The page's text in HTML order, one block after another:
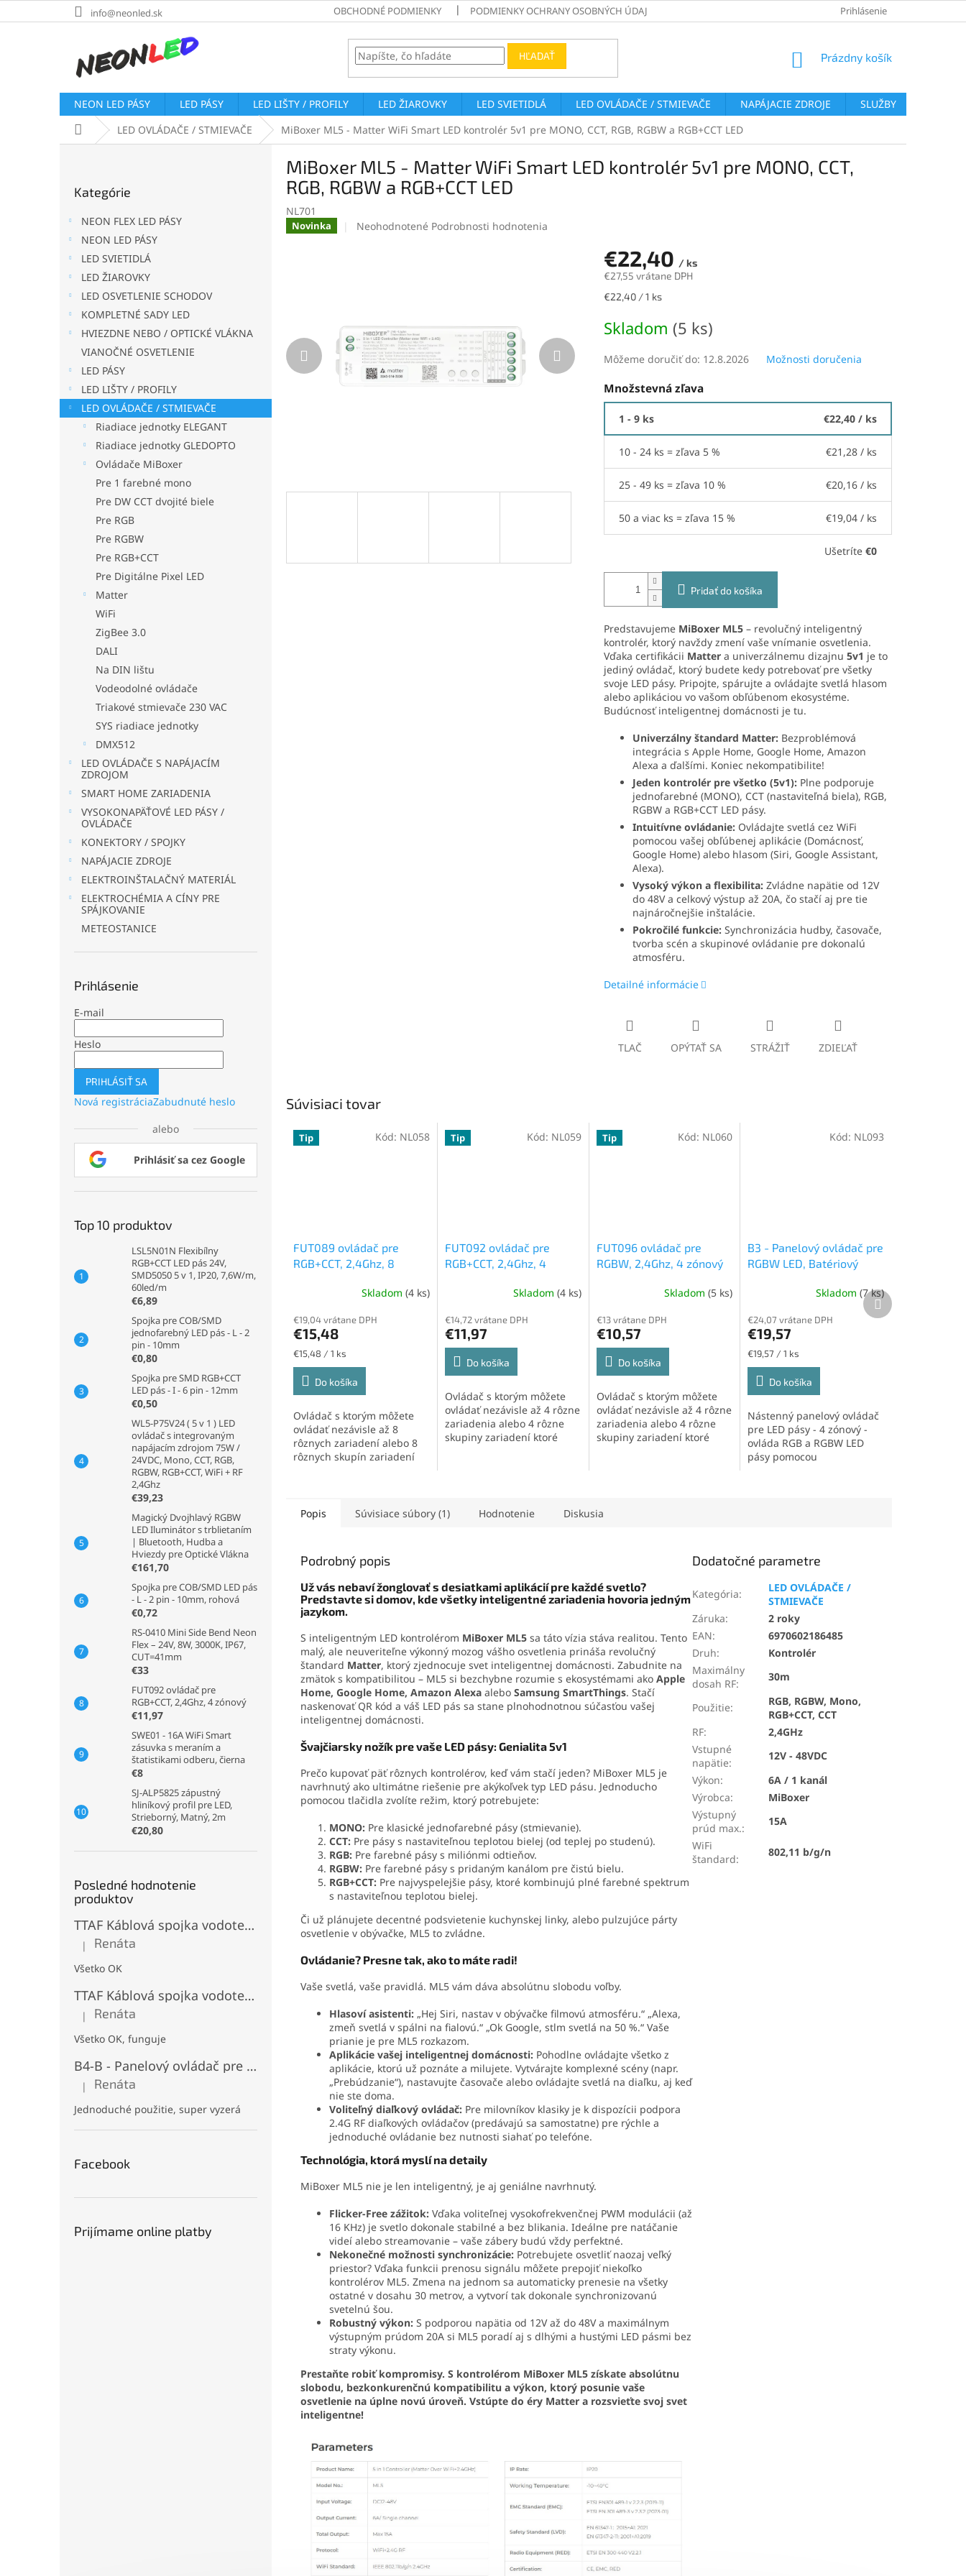
na
info@neonled.sk OBCHODNÉ PODMIENKY PODMIENKY OCHRANY OSOBNÝCH ÚDAJOV VRÁTENIE TOVARU
Prihlásenie
HĽADAŤ
NÁKUPNÝ
Prázdny košík
NEON LED PÁSY LED PÁSY LED LIŠTY / PROFILY LED ŽIAROVKY LED SVIETIDLÁ LED OVLÁDAČE / STMIEVAČE NAPÁJACIE ZDROJE SLUŽBY
DomovLED OVLÁDAČE / STMIEVAČE MiBoxer ML5 - Matter WiFi Smart LED kontrolér 5v1 pre MONO, CCT, RGB, RGBW a RGB+CCT LED
kategórie
Kategórie
NEON FLEX LED PÁSY
NEON LED PÁSY
LED SVIETIDLÁ
LED ŽIAROVKY
LED OSVETLENIE SCHODOV
KOMPLETNÉ SADY LED
HVIEZDNE NEBO / OPTICKÉ VLÁKNA
VIANOČNÉ OSVETLENIE
LED PÁSY
LED LIŠTY / PROFILY
LED OVLÁDAČE / STMIEVAČE
Riadiace jednotky ELEGANT
Riadiace jednotky GLEDOPTO
Ovládače MiBoxer
Pre 1 farebné mono
Pre DW CCT dvojité biele
Pre RGB
Pre RGBW
Pre RGB+CCT
Pre Digitálne Pixel LED
Matter
WiFi
ZigBee 3.0
DALI
Na DIN lištu
Vodeodolné ovládače
Triakové stmievače 230 VAC
SYS riadiace jednotky
DMX512
LED OVLÁDAČE S NAPÁJACÍM
ZDROJOM
SMART HOME ZARIADENIA
VYSOKONAPÄŤOVÉ LED PÁSY /
OVLÁDAČE
KONEKTORY / SPOJKY
NAPÁJACIE ZDROJE
ELEKTROINŠTALAČNÝ MATERIÁL
ELEKTROCHÉMIA A CÍNY PRE
SPÁJKOVANIE
METEOSTANICE
Prihlásenie
E-mail
Heslo
PRIHLÁSIŤ SA
Nová registráciaZabudnuté heslo
alebo
Prihlásiť sa cez Google
Top 10 produktov
LSL5N01N Flexibílny
RGB+CCT LED pás 24V,
SMD5050 5 v 1, IP20, 7,6W/m,
60led/m
€6,89
Spojka pre COB/SMD
jednofarebný LED pás - L - 2
pin - 10mm
€0,80
Spojka pre SMD RGB+CCT
LED pás - I - 6 pin - 12mm
€0,50
WL5-P75V24 ( 5 v 1 ) LED
ovládač s integrovaným
napájacím zdrojom 75W /
24VDC, Mono, CCT, RGB,
RGBW, RGB+CCT, WiFi + RF
2,4Ghz
€39,23
Magický Dvojhlavý RGBW
LED Iluminátor s trblietaním
| Bluetooth, Hudba a
Hviezdy pre Optické Vlákna
€161,70
Spojka pre COB/SMD LED pás
- L - 2 pin - 10mm, rohová
€0,72
RS-0410 Mini Side Bend Neon
Flex – 24V, 8W, 3000K, IP67,
CUT=41mm
€33
FUT092 ovládač pre
RGB+CCT, 2,4Ghz, 4 zónový
€11,97
SWE01 - 16A WiFi Smart
zásuvka s meraním a
štatistikami odberu, čierna
€8
SJ-ALP5825 zápustný
hliníkový profil pre LED,
Strieborný, Matný, 2m
€20,80
Posledné hodnotenie
produktov
TTAF Káblová spojka vodotesná IP68, Typu "T" , 3 pinová, 20A, 2,5mm², M20
Hodnotenie produktu je 5 z 5 hviezdičiek.
| Renáta
Všetko OK
TTAF Káblová spojka vodotesná IP68, "I" Priama, 3 pinová, 20A, 2,5mm², M20
Hodnotenie produktu je 5 z 5 hviezdičiek.
| Renáta
Všetko OK, funguje
B4-B - Panelový ovládač pre RGB+CCT LED, Čierny, Batériový 2xAAA (3V), Magnetický, RF 2,4GHz, 4 zóny
Hodnotenie produktu je 5 z 5 hviezdičiek.
| Renáta
Jednoduché použitie, super vyzerá
Facebook
Prijímame online platby
MiBoxer ML5 - Matter WiFi Smart LED kontrolér 5v1 pre MONO, CCT,
RGB, RGBW a RGB+CCT LED
NL701
Novinka
Priemerné
Neohodnotené Podrobnosti hodnotenia
€22,40 / ks
€27,55 vrátane DPH
Jednotková
€22,40 / 1 ks
Skladom (5 ks)
Môžeme doručiť do: 12.8.2026 Možnosti doručenia
Množstevná zľava
1 - 9 ks €22,40 / ks
10 - 24 ks = zľava 5 % €21,28 / ks
25 - 49 ks = zľava 10 % €20,16 / ks
50 a viac ks = zľava 15 % €19,04 / ks
Ušetríte €0
Pridať do košíka
Predstavujeme MiBoxer ML5 – revolučný inteligentný
kontrolér, ktorý navždy zmení vaše vnímanie osvetlenia.
Vďaka certifikácii Matter a univerzálnemu dizajnu 5v1 je to
jediný ovládač, ktorý budete kedy potrebovať pre všetky
svoje LED pásy. Pripojte, spárujte a ovládajte svetlá hlasom
alebo aplikáciou vo vašom obľúbenom ekosystéme.
Budúcnosť inteligentnej domácnosti je tu.
Univerzálny štandard Matter: Bezproblémová
integrácia s Apple Home, Google Home, Amazon
Alexa a ďalšími. Koniec nekompatibilite!
Jeden kontrolér pre všetko (5v1): Plne podporuje
jednofarebné (MONO), CCT (nastaviteľná biela), RGB,
RGBW a RGB+CCT LED pásy.
Intuitívne ovládanie: Ovládajte svetlá cez WiFi
pomocou vašej obľúbenej aplikácie (Domácnosť,
Google Home) alebo hlasom (Siri, Google Assistant,
Alexa).
Vysoký výkon a flexibilita: Zvládne napätie od 12V
do 48V a celkový výstup až 20A, čo stačí aj pre tie
najnáročnejšie inštalácie.
Pokročilé funkcie: Synchronizácia hudby, časovače,
tvorba scén a skupinové ovládanie pre dokonalú
atmosféru.
Detailné informácie
TLAČ OPÝTAŤ SA STRÁŽIŤ ZDIEĽAŤ
Súvisiaci tovar
Tip
FUT089 ovládač pre
RGB+CCT, 2,4Ghz, 8
Skladom (4 ks)
€19,04 vrátane DPH
€15,48
Jednotková
cena:
€15,48 / 1 ks
Do košíka
Ovládač s ktorým môžete
ovládať nezávisle až 8
rôznych zariadení alebo 8
rôznych skupín zariadení
Kód: NL058 Tip
FUT092 ovládač pre
RGB+CCT, 2,4Ghz, 4
Skladom (4 ks)
€14,72 vrátane DPH
€11,97
Do košíka
Ovládač s ktorým môžete
ovládať nezávisle až 4 rôzne
zariadenia alebo 4 rôzne
skupiny zariadení ktoré
Kód: NL059 Tip
FUT096 ovládač pre
RGBW, 2,4Ghz, 4 zónový
Skladom(5 ks)
€13 vrátane DPH
€10,57
Do košíka
Ovládač s ktorým môžete
ovládať nezávisle až 4 rôzne
zariadenia alebo 4 rôzne
skupiny zariadení ktoré
Kód: NL060
B3 - Panelový ovládač pre
RGBW LED, Batériový
RF 2,4GHz, 4 zóny
Skladom (7 ks)
€24,07 vrátane DPH
€19,57
Jednotková
cena:
€19,57 / 1 ks
Do košíka
Nástenný panelový ovládač
pre LED pásy - 4 zónový -
ovláda RGB a RGBW LED
pásy pomocou
Kód: NL093
Ďalší
produkt
Popis Súvisiace súbory (1) Hodnotenie Diskusia
Podrobný popis
Už vás nebaví žonglovať s desiatkami aplikácií pre každé svetlo?
Predstavte si domov, kde všetky inteligentné zariadenia hovoria jedným
jazykom.
S inteligentným LED kontrolérom MiBoxer ML5 sa táto vízia stáva realitou. Tento
malý, ale neuveriteľne výkonný mozog vášho osvetlenia prináša revolučný
štandard Matter, ktorý zjednocuje svet inteligentnej domácnosti. Zabudnite na
zmätok s kompatibilitou – ML5 si bezchybne rozumie s ekosystémami ako Apple
Home, Google Home, Amazon Alexa alebo Samsung SmartThings. Stačí
naskenovať QR kód a váš LED pás sa stane plnohodnotnou súčasťou vašej
inteligentnej domácnosti.
Švajčiarsky nožík pre vaše LED pásy: Genialita 5v1
Prečo kupovať päť rôznych kontrolérov, keď vám stačí jeden? MiBoxer ML5 je
navrhnutý ako ultimátne riešenie pre akýkoľvek typ LED pásu. Jednoducho
pomocou tlačidla zvolíte režim, ktorý potrebujete:
MONO: Pre klasické jednofarebné pásy (stmievanie).
CCT: Pre pásy s nastaviteľnou teplotou bielej (od teplej po studenú).
RGB: Pre farebné pásy s miliónmi odtieňov.
RGBW: Pre farebné pásy s pridaným kanálom pre čistú bielu.
RGB+CCT: Pre najvyspelejšie pásy, ktoré kombinujú plné farebné spektrum
s nastaviteľnou teplotou bielej.
Či už plánujete decentné podsvietenie kuchynskej linky, alebo pulzujúce párty
osvetlenie v obývačke, ML5 to zvládne.
Ovládanie? Presne tak, ako to máte radi!
Vaše svetlá, vaše pravidlá. ML5 vám dáva absolútnu slobodu voľby.
Hlasoví asistenti: „Hej Siri, nastav v obývačke filmovú atmosféru.“ „Alexa,
zmeň svetlá v spálni na fialovú.“ „Ok Google, stlm svetlá na 50 %.“ Vaše
prianie je pre ML5 rozkazom.
Aplikácie vašej inteligentnej domácnosti: Pohodlne ovládajte všetko z
aplikácie, ktorú už poznáte a milujete. Vytvárajte komplexné scény (napr.
„Prebúdzanie“), nastavujte časovače alebo ovládajte svetlá na diaľku, aj keď
nie ste doma.
Voliteľný diaľkový ovládač: Pre milovníkov klasiky je k dispozícii podpora
2.4G RF diaľkových ovládačov (predávajú sa samostatne) pre rýchle a
jednoduché ovládanie bez nutnosti siahať po telefóne.
Technológia, ktorá myslí na detaily
MiBoxer ML5 nie je len inteligentný, je aj geniálne navrhnutý.
Flicker-Free zážitok: Vďaka voliteľnej vysokofrekvenčnej PWM modulácii (až
16 KHz) je svetlo dokonale stabilné a bez blikania. Ideálne pre natáčanie
videí alebo streamovanie – vaše zábery budú vždy perfektné.
Nekonečné možnosti synchronizácie: Potrebujete osvetliť naozaj veľký
priestor? Vďaka funkcii prenosu signálu môžete prepojiť niekoľko
kontrolérov ML5. Zmena na jednom sa automaticky prenesie na všetky
ostatné v dosahu 30 metrov, a vytvorí tak dokonale synchronizovanú
svetelnú šou.
Robustný výkon: S podporou napätia od 12V až do 48V a maximálnym
výstupným prúdom 20A si ML5 poradí aj s dlhými a hustými LED pásmi bez
straty výkonu.
Prestaňte robiť kompromisy. S kontrolérom MiBoxer ML5 získate absolútnu
slobodu, bezkonkurenčnú kompatibilitu a výkon, ktorý posunie vaše
osvetlenie na úplne novú úroveň. Vstúpte do éry Matter a rozsvieťte svoj svet
inteligentne!
Dodatočné parametre
Kategória:
LED OVLÁDAČE /
STMIEVAČE
Záruka:
2 roky
EAN:
6970602186485
Druh:
Kontrolér
Maximálny
dosah RF:
30m
Použitie:
RGB, RGBW, Mono,
RGB+CCT, CCT
RF:
2,4GHz
Vstupné
napätie:
12V - 48VDC
Výkon:
6A / 1 kanál
Výrobca:
MiBoxer
Výstupný
prúd max.:
15A
WiFi
štandard:
802,11 b/g/n